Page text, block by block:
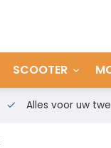
SCOOTER
Alles voor uw